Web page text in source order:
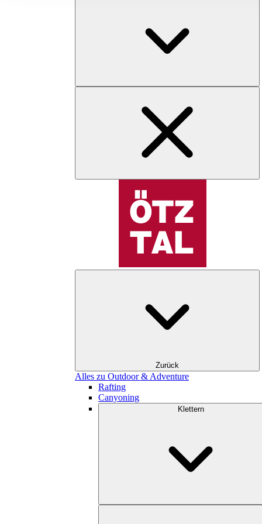
Zurück
Alles zu Outdoor & Adventure
Rafting
Canyoning
Klettern